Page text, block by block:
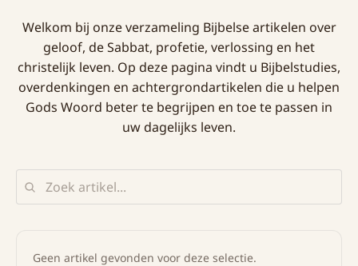
Welkom bij onze verzameling Bijbelse artikelen over
geloof, de Sabbat, profetie, verlossing en het
christelijk leven. Op deze pagina vindt u Bijbelstudies,
overdenkingen en achtergrondartikelen die u helpen
Gods Woord beter te begrijpen en toe te passen in
uw dagelijks leven.
Geen artikel gevonden voor deze selectie.